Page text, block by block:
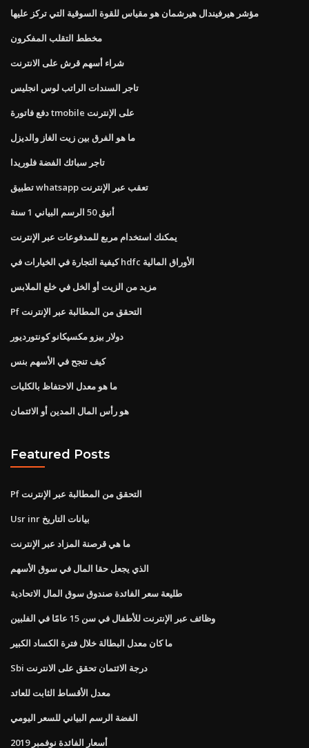
مؤشر هيرفيندال هيرشمان هو مقياس للقوة السوقية التي تركز عليها
مخطط التقلب المفكرون
شراء أسهم قرش على الانترنت
تاجر السندات الراتب لوس انجليس
دفع فاتورة tmobile على الإنترنت
ما هو الفرق بين زيت الغاز والديزل
تاجر سبائك الفضة فلوريدا
تطبيق whatsapp تعقب عبر الإنترنت
أنيق 50 الرسم البياني 1 سنة
يمكنك استخدام مربع للمدفوعات عبر الإنترنت
كيفية التجارة في الخيارات في hdfc الأوراق المالية
مزيد من الزيت أو الخل في خلع الملابس
Pf التحقق من المطالبة عبر الإنترنت
دولار بيزو مكسيكانو كونتورديور
كيف تنجح في الأسهم بنس
ما هو معدل الاحتفاظ بالكليات
هو رأس المال المدين أو الائتمان
Featured Posts
Pf التحقق من المطالبة عبر الإنترنت
Usr inr بيانات التاريخ
ما هي قرصنة المزاد عبر الإنترنت
الذي يجعل حقا المال في سوق الأسهم
طليعة سعر الفائدة صندوق سوق المال الاتحادية
وظائف عبر الإنترنت للأطفال في سن 15 عامًا في الفلبين
ما كان معدل البطالة خلال فترة الكساد الكبير
Sbi درجة الائتمان تحقق على الانترنت
معدل الأقساط الثابت للعائد
الفضة الرسم البياني للسعر اليومي
أسعار الفائدة نوفمبر 2019